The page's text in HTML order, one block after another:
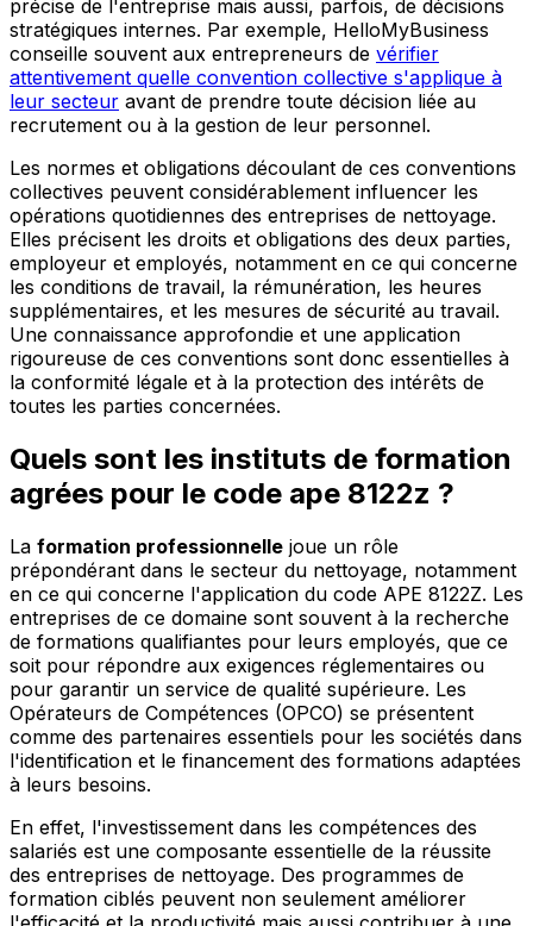
précise de l'entreprise mais aussi, parfois, de décisions
stratégiques internes. Par exemple, HelloMyBusiness
conseille souvent aux entrepreneurs de vérifier
attentivement quelle convention collective s'applique à
leur secteur avant de prendre toute décision liée au
recrutement ou à la gestion de leur personnel.
Les normes et obligations découlant de ces conventions
collectives peuvent considérablement influencer les
opérations quotidiennes des entreprises de nettoyage.
Elles précisent les droits et obligations des deux parties,
employeur et employés, notamment en ce qui concerne
les conditions de travail, la rémunération, les heures
supplémentaires, et les mesures de sécurité au travail.
Une connaissance approfondie et une application
rigoureuse de ces conventions sont donc essentielles à
la conformité légale et à la protection des intérêts de
toutes les parties concernées.
Quels sont les instituts de formation
agrées pour le code ape 8122z ?
La formation professionnelle joue un rôle
prépondérant dans le secteur du nettoyage, notamment
en ce qui concerne l'application du code APE 8122Z. Les
entreprises de ce domaine sont souvent à la recherche
de formations qualifiantes pour leurs employés, que ce
soit pour répondre aux exigences réglementaires ou
pour garantir un service de qualité supérieure. Les
Opérateurs de Compétences (OPCO) se présentent
comme des partenaires essentiels pour les sociétés dans
l'identification et le financement des formations adaptées
à leurs besoins.
En effet, l'investissement dans les compétences des
salariés est une composante essentielle de la réussite
des entreprises de nettoyage. Des programmes de
formation ciblés peuvent non seulement améliorer